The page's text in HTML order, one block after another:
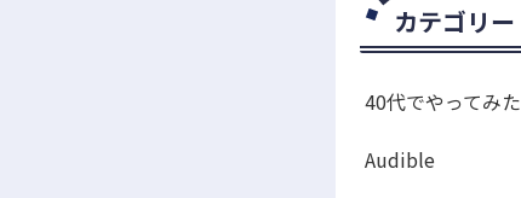
カテゴリー
40代でやってみた
Audible